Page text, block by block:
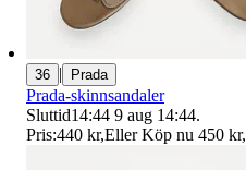
36 | Prada
Prada-skinnsandaler
Sluttid14:44 9 aug 14:44.
Pris:440 kr,Eller Köp nu 450 kr,